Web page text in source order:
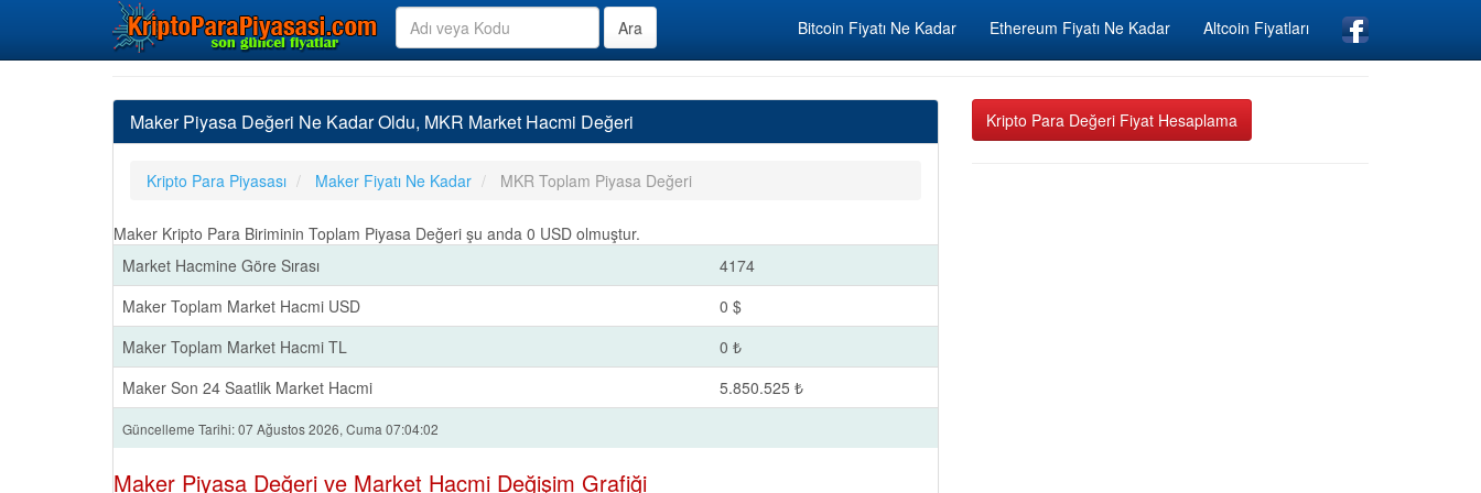
Bitcoin Fiyatı Ne Kadar Ethereum Fiyatı Ne Kadar Altcoin Fiyatları
Maker Piyasa Değeri Ne Kadar Oldu, MKR Market Hacmi Değeri
Kripto Para Piyasası Maker Fiyatı Ne Kadar MKR Toplam Piyasa Değeri
Maker Kripto Para Biriminin Toplam Piyasa Değeri şu anda 0 USD olmuştur.
Market Hacmine Göre Sırası
4174
Maker Toplam Market Hacmi USD
0 $
Maker Toplam Market Hacmi TL
0 ₺
Maker Son 24 Saatlik Market Hacmi
5.850.525 ₺
Güncelleme Tarihi: 07 Ağustos 2026, Cuma 07:04:02
Maker Piyasa Değeri ve Market Hacmi Değişim Grafiği
Kripto Para Değeri Fiyat Hesaplama